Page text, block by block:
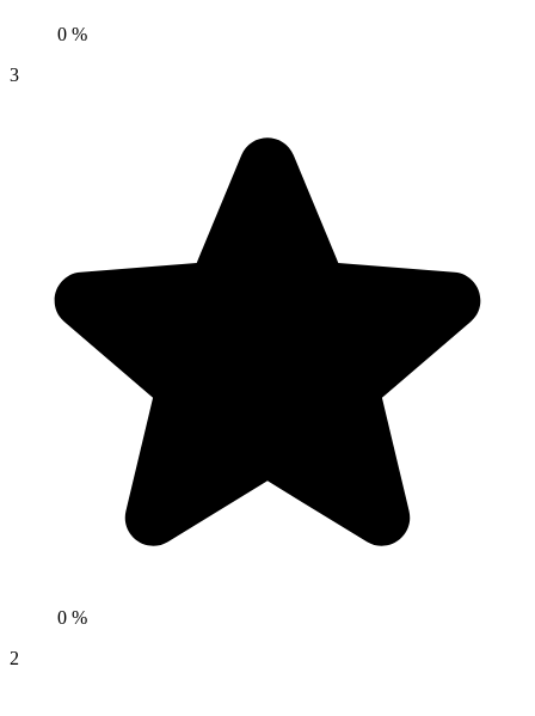
0 %
3
0 %
2